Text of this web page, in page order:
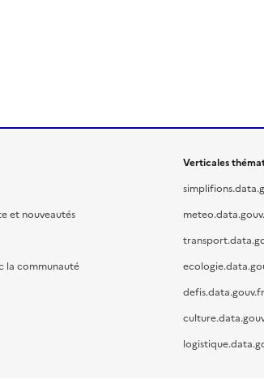
et nouveautés
la communauté
Verticales
defis.data.gouv.fr